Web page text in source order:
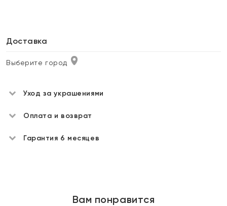
Доставка
Выберите город
Уход за украшениями
Оплата и возврат
Гарантия 6 месяцев
Вам понравится